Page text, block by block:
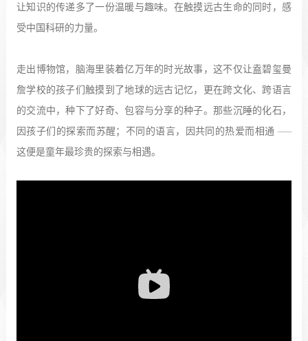
让知识的传递多了一份温暖与趣味。在触摸远古生命的同时，感
受中国科研的力量。
走出博物馆，脑海里装着亿万年的时光故事，这不仅让盍碧玺曼
詹学校的孩子们触摸到了地球的远古记忆，更在跨文化、跨语言
的交流中，种下了好奇、包容与分享的种子。那些沉睡的化石，
因孩子们的探索而苏醒；不同的语言，因共同的热爱而相通 ——
这便是童年最珍贵的探索与相遇。